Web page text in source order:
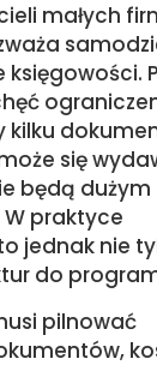
małych
księgowości.
kilku
się
będą dużym
praktyce
jednak nie
do
pilnować